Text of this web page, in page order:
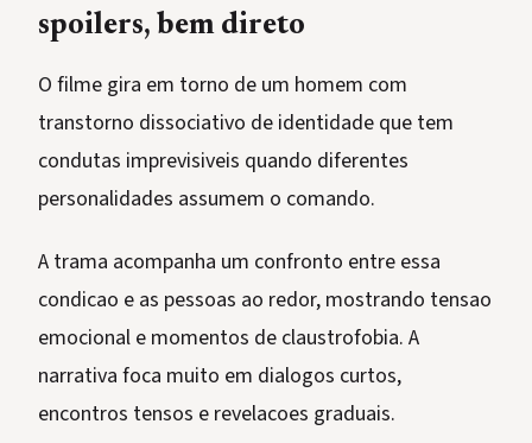
spoilers, bem direto
O filme gira em torno de um homem com
transtorno dissociativo de identidade que tem
condutas imprevisiveis quando diferentes
personalidades assumem o comando.
A trama acompanha um confronto entre essa
condicao e as pessoas ao redor, mostrando tensao
emocional e momentos de claustrofobia. A
narrativa foca muito em dialogos curtos,
encontros tensos e revelacoes graduais.